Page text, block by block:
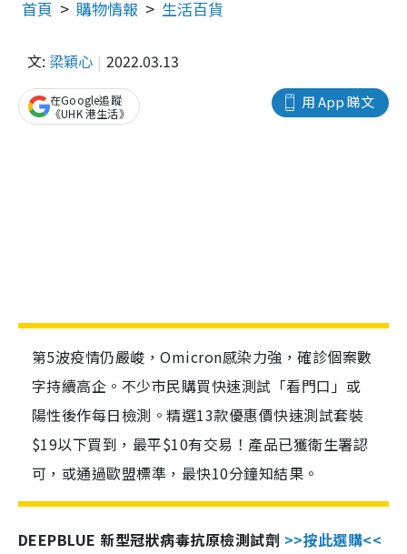
首頁 購物情報 生活百貨
文: 梁穎心 2022.03.13
用 App 睇文
在Google追蹤
《UHK 港生活》
第5波疫情仍嚴峻，Omicron感染力強，確診個案數
字持續高企。不少市民購買快速測試「看門口」或
陽性後作每日檢測。精選13款優惠價快速測試套裝
$19以下買到，最平$10有交易！產品已獲衛生署認
可，或通過歐盟標準，最快10分鐘知結果。
DEEPBLUE 新型冠狀病毒抗原檢測試劑 >>按此選購<<